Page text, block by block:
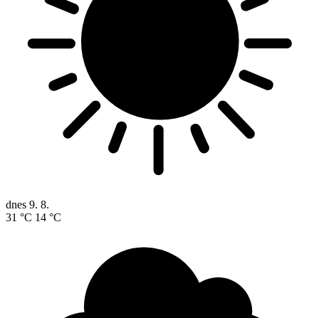
dnes 9. 8.
31 °C 14 °C